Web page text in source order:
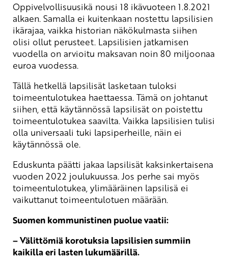
Oppivelvollisuusikä nousi 18 ikävuoteen 1.8.2021
alkaen. Samalla ei kuitenkaan nostettu lapsilisien
ikärajaa, vaikka historian näkökulmasta siihen
olisi ollut perusteet. Lapsilisien jatkamisen
vuodella on arvioitu maksavan noin 80 miljoonaa
euroa vuodessa.
Tällä hetkellä lapsilisät lasketaan tuloksi
toimeentulotukea haettaessa. Tämä on johtanut
siihen, että käytännössä lapsilisät on poistettu
toimeentulotukea saavilta. Vaikka lapsilisien tulisi
olla universaali tuki lapsiperheille, näin ei
käytännössä ole.
Eduskunta päätti jakaa lapsilisät kaksinkertaisena
vuoden 2022 joulukuussa. Jos perhe sai myös
toimeentulotukea, ylimääräinen lapsilisä ei
vaikuttanut toimeentulotuen määrään.
Suomen kommunistinen puolue vaatii:
– Välittömiä korotuksia lapsilisien summiin
kaikilla eri lasten lukumäärillä.